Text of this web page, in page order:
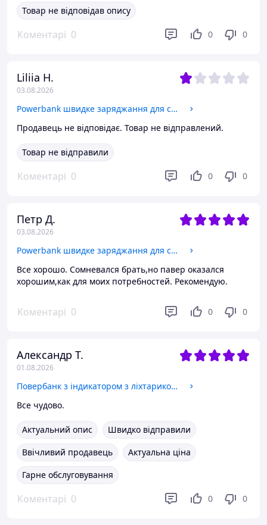
Товар не відповідав опису
Коментарі 0 0 0
Liliia H.
03.08.2026
Powerbank швидке заряджання для смартфона Потужні зовнішні акумулятори power bank Повербанки Awei на Промі
Продавець не відповідає. Товар не відправлений.
Товар не відправили
Коментарі 0 0 0
Петр Д.
03.08.2026
Powerbank швидке заряджання для смартфона fast charge 22,5w Повербанки Awei Потужний якісний повербанк
Все хорошо. Сомневался брать,но павер оказался
хорошим,как для моих потребностей. Рекомендую.
Коментарі 0 0 0
Александр Т.
01.08.2026
Повербанк з індикатором з ліхтариком Топ power bank потужний зі швидким заряджанням Зовнішній акумулятор чорний
Все чудово.
Актуальний опис
Швидко відправили
Ввічливий продавець
Актуальна ціна
Гарне обслуговування
Коментарі 0 0 0